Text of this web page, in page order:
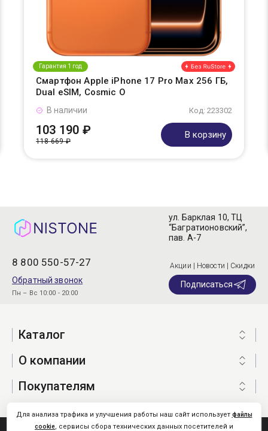
Гарантия 1 год
Смартфон Apple iPhone 17 Pro Max 256 ГБ,
Dual eSIM, Cosmic O
Код: 223302
В наличии
103 190 ₽
118 669 ₽
В корзину
8 800 550-57-27
Обратный звонок
Пн – Вс 10:00 - 20:00
ул. Барклая 10, ТЦ
“Багратионовский”,
пав. А-7
Акции | Новости | Скидки
Подписаться
Каталог
О компании
Покупателям
Для анализа трафика и улучшения работы наш сайт использует файлы
cookie, сервисы сбора технических данных посетителей и